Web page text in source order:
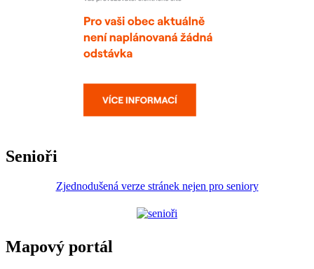
Senioři
Zjednodušená verze stránek nejen pro seniory
Mapový portál